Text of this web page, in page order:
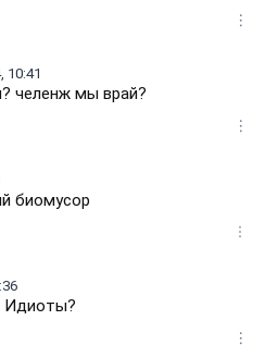
10:41
челенж мы врай?
биомусор
Идиоты?